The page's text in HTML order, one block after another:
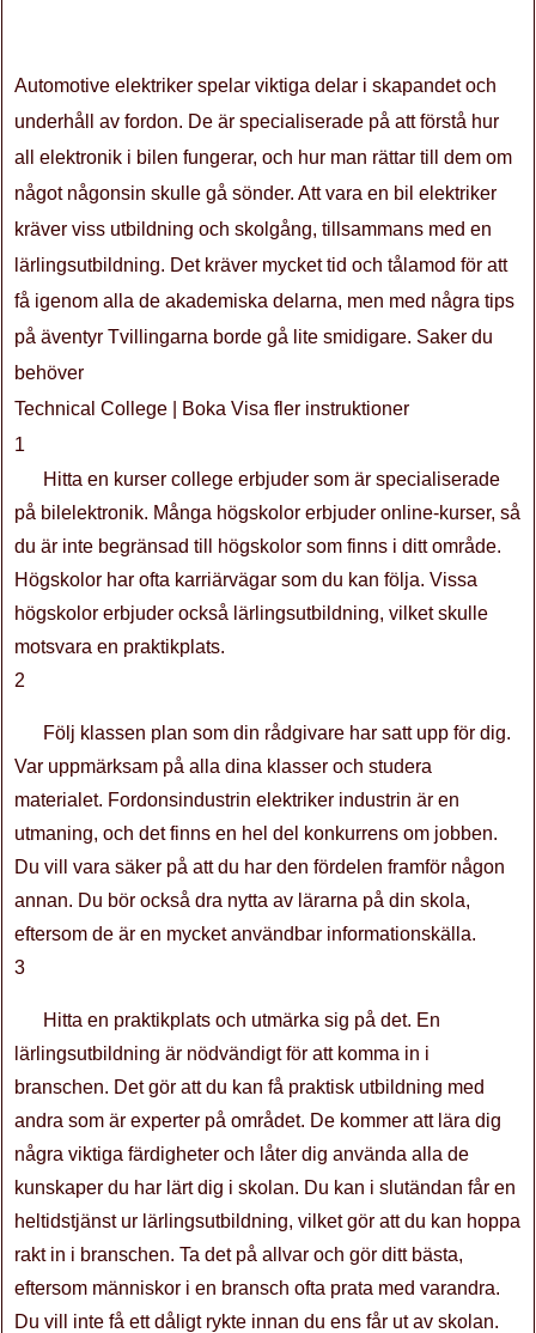
Automotive elektriker spelar viktiga delar i skapandet och
underhåll av fordon. De är specialiserade på att förstå hur
all elektronik i bilen fungerar, och hur man rättar till dem om
något någonsin skulle gå sönder. Att vara en bil elektriker
kräver viss utbildning och skolgång, tillsammans med en
lärlingsutbildning. Det kräver mycket tid och tålamod för att
få igenom alla de akademiska delarna, men med några tips
på äventyr Tvillingarna borde gå lite smidigare. Saker du
behöver
Technical College | Boka Visa fler instruktioner
1
Hitta en kurser college erbjuder som är specialiserade
på bilelektronik. Många högskolor erbjuder online-kurser, så
du är inte begränsad till högskolor som finns i ditt område.
Högskolor har ofta karriärvägar som du kan följa. Vissa
högskolor erbjuder också lärlingsutbildning, vilket skulle
motsvara en praktikplats.
2
Följ klassen plan som din rådgivare har satt upp för dig.
Var uppmärksam på alla dina klasser och studera
materialet. Fordonsindustrin elektriker industrin är en
utmaning, och det finns en hel del konkurrens om jobben.
Du vill vara säker på att du har den fördelen framför någon
annan. Du bör också dra nytta av lärarna på din skola,
eftersom de är en mycket användbar informationskälla.
3
Hitta en praktikplats och utmärka sig på det. En
lärlingsutbildning är nödvändigt för att komma in i
branschen. Det gör att du kan få praktisk utbildning med
andra som är experter på området. De kommer att lära dig
några viktiga färdigheter och låter dig använda alla de
kunskaper du har lärt dig i skolan. Du kan i slutändan får en
heltidstjänst ur lärlingsutbildning, vilket gör att du kan hoppa
rakt in i branschen. Ta det på allvar och gör ditt bästa,
eftersom människor i en bransch ofta prata med varandra.
Du vill inte få ett dåligt rykte innan du ens får ut av skolan.